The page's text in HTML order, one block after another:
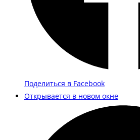
Поделиться в Facebook
Открывается в новом окне